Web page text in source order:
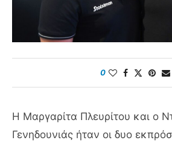
0
Η Μαργαρίτα Πλευρίτου και ο
Γενηδουνιάς ήταν οι δυο